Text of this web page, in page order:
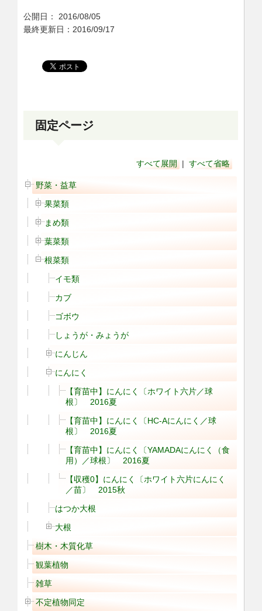
公開日： 2016/08/05
最終更新日：2016/09/17
固定ページ
すべて展開 | すべて省略
野菜・益草
果菜類
まめ類
葉菜類
根菜類
イモ類
カブ
ゴボウ
しょうが・みょうが
にんじん
にんにく
【育苗中】にんにく〔ホワイト六片／球
根〕 2016夏
【育苗中】にんにく〔HC-Aにんにく／球
根〕 2016夏
【育苗中】にんにく〔YAMADAにんにく（食
用）／球根〕 2016夏
【収穫0】にんにく〔ホワイト六片にんにく
／苗〕 2015秋
はつか大根
大根
樹木・木質化草
観葉植物
雑草
不定植物同定